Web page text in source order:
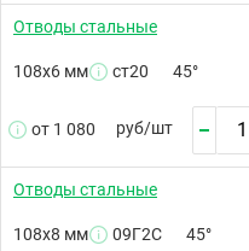
Отводы стальные
108х6 мм ст20 45°
от 1 080 руб/шт
Отводы стальные
108х8 мм 09Г2С 45°